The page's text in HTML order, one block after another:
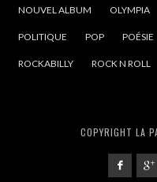
NOUVEL ALBUM OLYMPIA
POLITIQUE POP POÉSIE
ROCKABILLY ROCK N ROLL
COPYRIGHT LA